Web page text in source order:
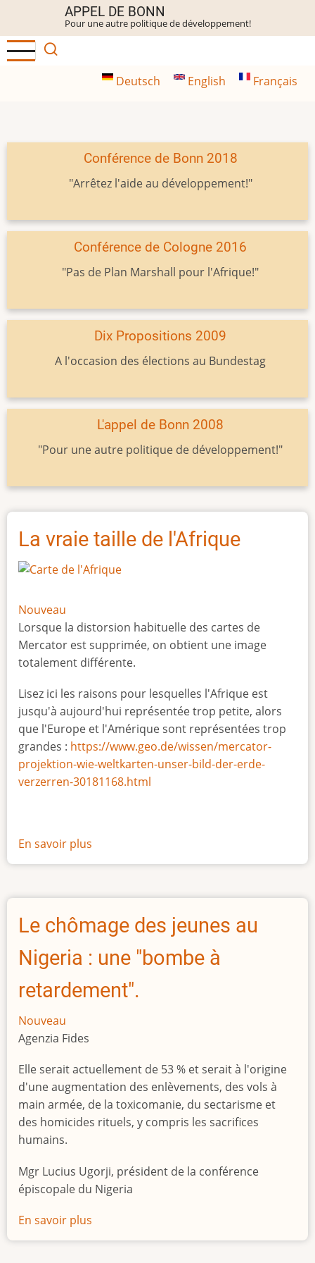
contenu
principal
APPEL DE BONN
Pour une autre politique de développement!
Deutsch English Français
Conférence de Bonn 2018
"Arrêtez l'aide au développement!"
Conférence de Cologne 2016
"Pas de Plan Marshall pour l'Afrique!"
Dix Propositions 2009
A l'occasion des élections au Bundestag
L'appel de Bonn 2008
"Pour une autre politique de développement!"
La vraie taille de l'Afrique
Nouveau
Lorsque la distorsion habituelle des cartes de
Mercator est supprimée, on obtient une image
totalement différente.
Lisez ici les raisons pour lesquelles l'Afrique est
jusqu'à aujourd'hui représentée trop petite, alors
que l'Europe et l'Amérique sont représentées trop
grandes : https://www.geo.de/wissen/mercator-
projektion-wie-weltkarten-unser-bild-der-erde-
verzerren-30181168.html
En savoir plus
La
taille
l'Afrique
Le chômage des jeunes au
Nigeria : une "bombe à
retardement".
Nouveau
Agenzia Fides
Elle serait actuellement de 53 % et serait à l'origine
d'une augmentation des enlèvements, des vols à
main armée, de la toxicomanie, du sectarisme et
des homicides rituels, y compris les sacrifices
humains.
Mgr Lucius Ugorji, président de la conférence
épiscopale du Nigeria
En savoir plus
Le